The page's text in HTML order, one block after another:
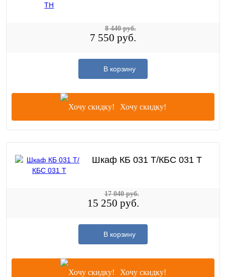
7 550 руб.
8 440 руб.
В корзину
Хочу скидку!
Шкаф КБ 031 Т/КБС 031 Т
15 250 руб.
17 040 руб.
В корзину
Хочу скидку!